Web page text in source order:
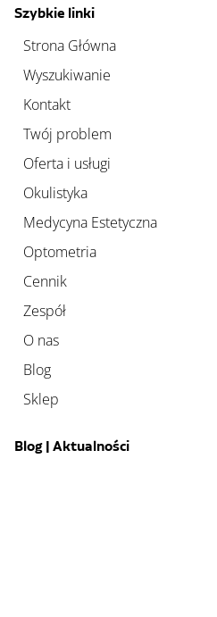
Szybkie linki
Strona Główna
Wyszukiwanie
Kontakt
Twój problem
Oferta i usługi
Okulistyka
Medycyna Estetyczna
Optometria
Cennik
Zespół
O nas
Blog
Sklep
Blog | Aktualności